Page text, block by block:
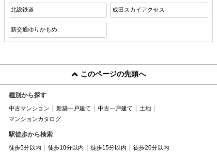
北総鉄道 成田スカイアクセス
新交通ゆりかもめ
このページの先頭へ
種別から探す
中古マンション 新築一戸建て 中古一戸建て
土地
マンションカタログ
駅徒歩から検索
徒歩5分以内 徒歩10分以内 徒歩15分以内 徒歩20分以内